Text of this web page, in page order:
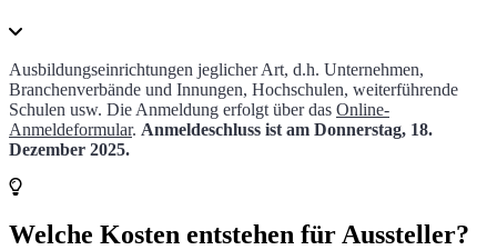
Ausbildungseinrichtungen jeglicher Art, d.h. Unternehmen,
Branchenverbände und Innungen, Hochschulen, weiterführende
Schulen usw. Die Anmeldung erfolgt über das Online-
Anmeldeformular. Anmeldeschluss ist am Donnerstag, 18.
Dezember 2025.
Welche Kosten entstehen für Aussteller?